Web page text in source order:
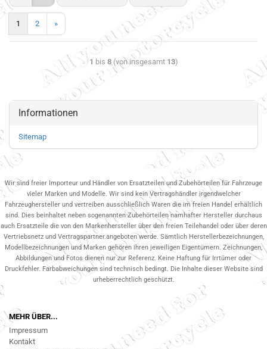
1 2 »
1 bis 8(von insgesamt 13)
Informationen
Sitemap
Wir sind freier Importeur und Händler von Ersatzteilen und Zubehörteilen für Fahrzeuge
vieler Marken und Modelle. Wir sind kein Vertragshändler irgendwelcher
Fahrzeughersteller und vertreiben ausschließlich Waren die im freien Handel erhältlich
sind. Dies beinhaltet neben sogenannten Zubehörteilen namhafter Hersteller durchaus
auch Ersatzteile die von den Markenhersteller über den freien Teilehandel oder über deren
Vertriebsnetz und Vertragspartner.angeboten werde. Sämtlich Herstellerbezeichnungen,
Modellbezeichnungen und Marken gehören ihren jeweiligen Eigentümern. Zeichnungen,
Abbildungen und Fotos dienen nur zur Referenz. Keine Haftung für Irrtümer oder
Druckfehler. Farbabweichungen sind technisch bedingt. Die Inhalte dieser Website sind
urheberrechtlich geschützt.
MEHR ÜBER...
Impressum
Kontakt